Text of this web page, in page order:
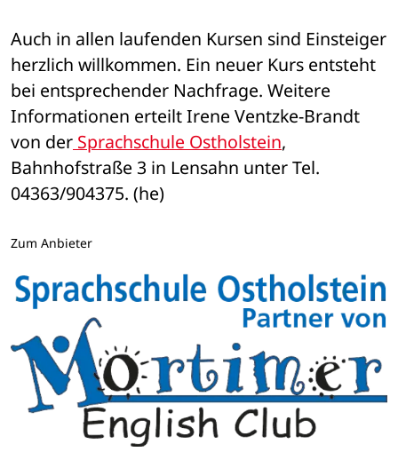
Auch in allen laufenden Kursen sind Einsteiger
herzlich willkommen. Ein neuer Kurs entsteht
bei entsprechender Nachfrage. Weitere
Informationen erteilt Irene Ventzke-Brandt
von der Sprachschule Ostholstein,
Bahnhofstraße 3 in Lensahn unter Tel.
04363/904375. (he)
Zum Anbieter